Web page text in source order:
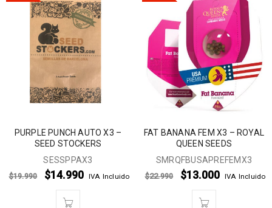
PURPLE PUNCH AUTO X3 –
SEED STOCKERS
SESSPPAX3
$19.990 $14.990 IVA Incluido
FAT BANANA FEM X3 – ROYAL
QUEEN SEEDS
SMRQFBUSAPREFEMX3
$22.990 $13.000 IVA Incluido